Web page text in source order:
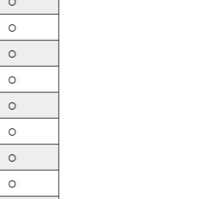
○
○
○
○
○
○
○